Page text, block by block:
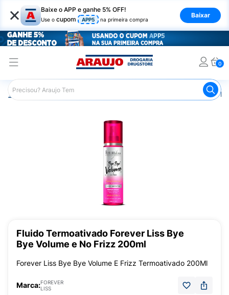
× Baixe o APP e ganhe 5% OFF!
Use o cupom APP5 na primeira compra
Baixar
0
Araujo Cabelo
Fluido Termoativado Forever Liss Bye
Bye Volume e No Frizz 200ml
Forever Liss Bye Bye Volume E Frizz Termoativado 200Ml
Marca:FOREVER
LISS